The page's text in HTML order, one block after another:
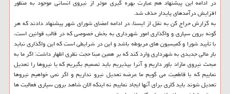
در ادامه این پیشنهاد هم عبارت بهره گیری موثر از نیروی انسانی موجود به منظور
افزایش درآمدهای پایدار حذف شد.
به گزارش حراج كن به نقل از ایسنا، در ادامه اعضای شورای شهر پیشنهاد دادند كه هر
گونه برون سپاری و واگذاری امور شهرداری به بخش خصوصی كه در قالب قوانین است،
با تأیید شورا و كمیسیون های مربوطه باشد و این در شرایطی است كه این واگذاری نباید
بار مالی جدیدی به شهرداری وارد كند كه بر همین مبنا حجت نظری اظهار داشت: اگر ما به
مبحث نیروی مازاد باور داریم و آنرا بپذیریم باید تصمیم بگیریم كه یا نیروها را تعدیل
نماییم كه با قاطعیت می گویم ما عرضه تعدیل نیرو نداریم و اگر نمی خواهیم نیروها
تعدیل شوند باید كاری برای آنها ایجاد نماییم نه اینكه الان شاهد برون سپاری فعالیت ها